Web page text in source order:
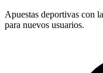
Apuestas deportivas con
para nuevos usuarios.